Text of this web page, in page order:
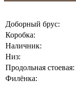
Доборный брус:
Коробка:
Наличник:
Низ:
Продольная стоевая:
Филёнка: